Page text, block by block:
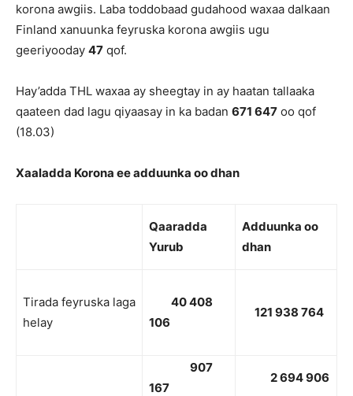
korona awgiis. Laba toddobaad gudahood waxaa dalkaan
Finland xanuunka feyruska korona awgiis ugu
geeriyooday 47 qof.
Hay’adda THL waxaa ay sheegtay in ay haatan tallaaka
qaateen dad lagu qiyaasay in ka badan 671 647 oo qof
(18.03)
Xaaladda Korona ee adduunka oo dhan
Qaaradda
Yurub
Adduunka oo
dhan
Tirada feyruska laga
helay
40 408
106
121 938 764
907
167
2 694 906